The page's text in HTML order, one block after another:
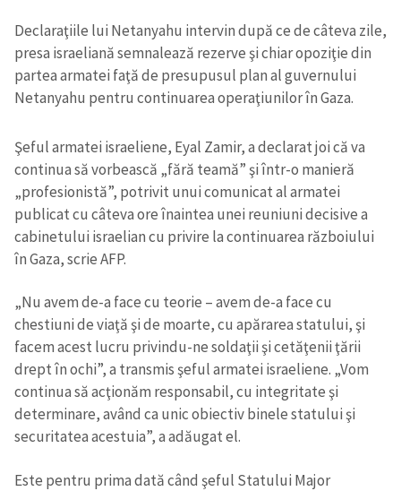
Declaraţiile lui Netanyahu intervin după ce de câteva zile,
presa israeliană semnalează rezerve şi chiar opoziţie din
partea armatei faţă de presupusul plan al guvernului
Netanyahu pentru continuarea operaţiunilor în Gaza.
Şeful armatei israeliene, Eyal Zamir, a declarat joi că va
continua să vorbească „fără teamă” şi într-o manieră
„profesionistă”, potrivit unui comunicat al armatei
publicat cu câteva ore înaintea unei reuniuni decisive a
cabinetului israelian cu privire la continuarea războiului
în Gaza, scrie AFP.
„Nu avem de-a face cu teorie – avem de-a face cu
chestiuni de viaţă şi de moarte, cu apărarea statului, şi
facem acest lucru privindu-ne soldaţii şi cetăţenii ţării
drept în ochi”, a transmis şeful armatei israeliene. „Vom
continua să acţionăm responsabil, cu integritate şi
determinare, având ca unic obiectiv binele statului şi
securitatea acestuia”, a adăugat el.
Este pentru prima dată când şeful Statului Major